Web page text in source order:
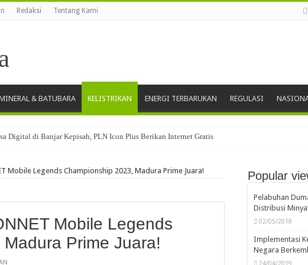
Redaksi Tentang Kami
& BATUBARA KELISTRIKAN ENERGI TERBARUKAN REGULASI
Digital di Banjar Kepisah, PLN Icon Plus Berikan Internet Gratis
ITPLN Minta RI Tak Terburu-buru
Dekom Tinjau Operasi di Lampung dan Medan
Session Bersama ICC International Court of Arbitration
Mobile Legends Championship 2023, Madura Prime Juara!
Mobile Legends
Prime Juara!
Popular
Pelabuhan
Distribusi
02/05/2018
Implementasi
Negara
24/04/2019